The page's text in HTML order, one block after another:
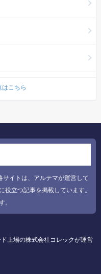
こちら
イトは、アルテマが運営して
役立つ記事を掲載しています。
。
上場の株式会社コレックが運営